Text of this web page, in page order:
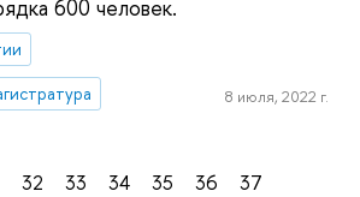
600 человек.
8 июля, 2022 г.
32 33 34 35 36
37